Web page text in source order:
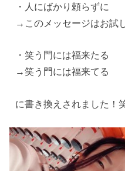
・人にばかり頼らずに
→このメッセージはお試
・笑う門には福来たる
→笑う門には福来てる
に書き換えされました！